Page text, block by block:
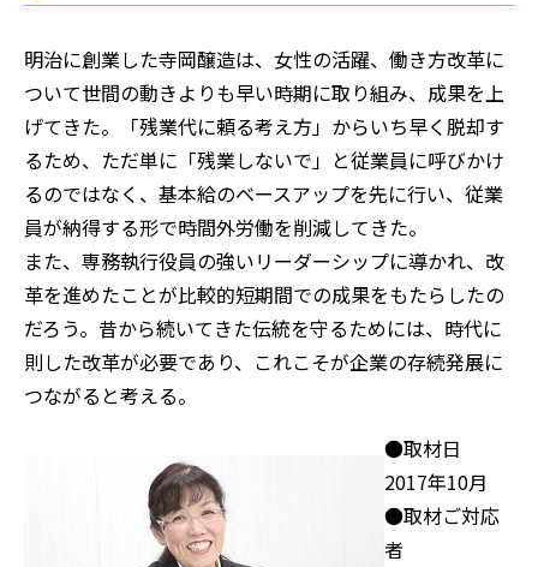
明治に創業した寺岡醸造は、女性の活躍、働き方改革に
ついて世間の動きよりも早い時期に取り組み、成果を上
げてきた。「残業代に頼る考え方」からいち早く脱却す
るため、ただ単に「残業しないで」と従業員に呼びかけ
るのではなく、基本給のベースアップを先に行い、従業
員が納得する形で時間外労働を削減してきた。
また、専務執行役員の強いリーダーシップに導かれ、改
革を進めたことが比較的短期間での成果をもたらしたの
だろう。昔から続いてきた伝統を守るためには、時代に
則した改革が必要であり、これこそが企業の存続発展に
つながると考える。
●取材日
2017年10月
●取材ご対応
者